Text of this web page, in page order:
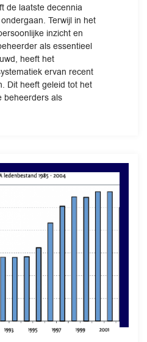
de laatste decennia
Terwijl in het
inzicht en
als essentieel
heeft het
ervan recent
Dit heeft geleid tot het
beheerders als